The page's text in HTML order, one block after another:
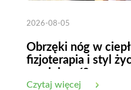
2026-08-05
Obrzęki nóg w
fizjoterapia i styl
zmniejszyć?
Czytaj więcej